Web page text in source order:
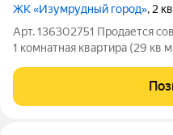
ЖК «Изумрудный город», 2
Арт. 136302751 Продается
1 комнатная квартира (29 кв
Индивидуальное
платежи. В квартире